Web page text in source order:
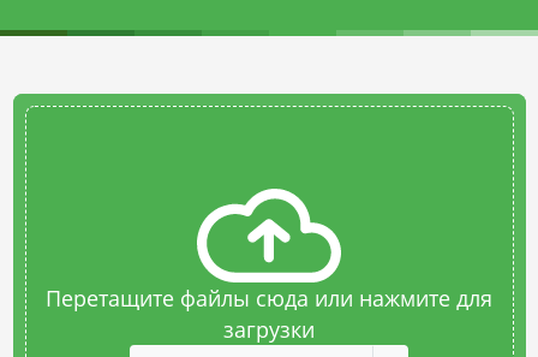
Перетащите файлы сюда или нажмите для
загрузки